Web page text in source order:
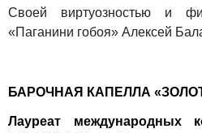
Своей виртуозностью и
«Паганини гобоя» Алексей
БАРОЧНАЯ КАПЕЛЛА
Лауреат международных